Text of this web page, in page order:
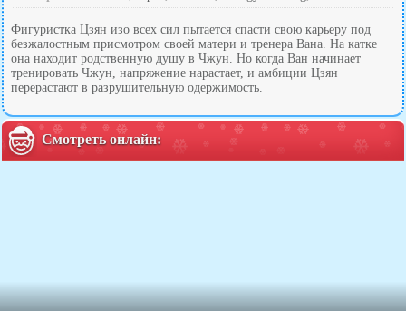
Фигуристка Цзян изо всех сил пытается спасти свою карьеру под
безжалостным присмотром своей матери и тренера Вана. На катке
она находит родственную душу в Чжун. Но когда Ван начинает
тренировать Чжун, напряжение нарастает, и амбиции Цзян
перерастают в разрушительную одержимость.
Смотреть онлайн: